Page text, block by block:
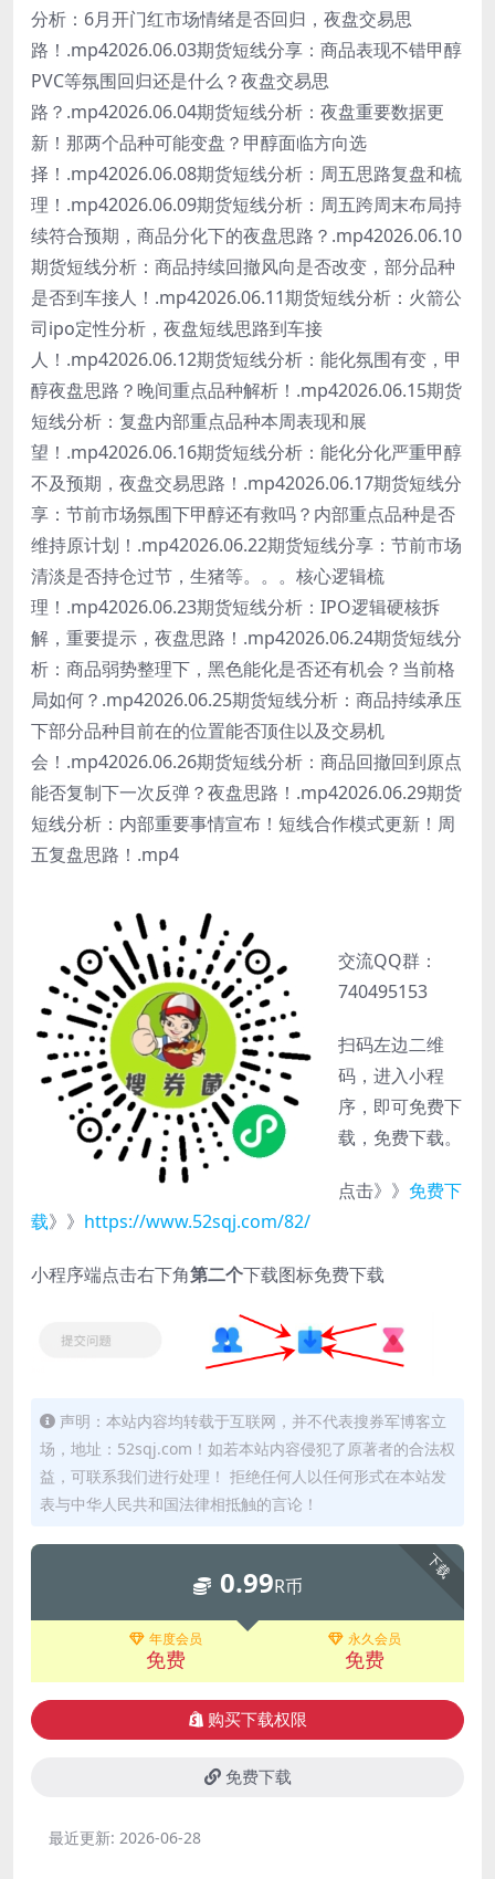
分析：6月开门红市场情绪是否回归，夜盘交易思
路！.mp42026.06.03期货短线分享：商品表现不错甲醇
PVC等氛围回归还是什么？夜盘交易思
路？.mp42026.06.04期货短线分析：夜盘重要数据更
新！那两个品种可能变盘？甲醇面临方向选
择！.mp42026.06.08期货短线分析：周五思路复盘和梳
理！.mp42026.06.09期货短线分析：周五跨周末布局持
续符合预期，商品分化下的夜盘思路？.mp42026.06.10
期货短线分析：商品持续回撤风向是否改变，部分品种
是否到车接人！.mp42026.06.11期货短线分析：火箭公
司ipo定性分析，夜盘短线思路到车接
人！.mp42026.06.12期货短线分析：能化氛围有变，甲
醇夜盘思路？晚间重点品种解析！.mp42026.06.15期货
短线分析：复盘内部重点品种本周表现和展
望！.mp42026.06.16期货短线分析：能化分化严重甲醇
不及预期，夜盘交易思路！.mp42026.06.17期货短线分
享：节前市场氛围下甲醇还有救吗？内部重点品种是否
维持原计划！.mp42026.06.22期货短线分享：节前市场
清淡是否持仓过节，生猪等。。。核心逻辑梳
理！.mp42026.06.23期货短线分析：IPO逻辑硬核拆
解，重要提示，夜盘思路！.mp42026.06.24期货短线分
析：商品弱势整理下，黑色能化是否还有机会？当前格
局如何？.mp42026.06.25期货短线分析：商品持续承压
下部分品种目前在的位置能否顶住以及交易机
会！.mp42026.06.26期货短线分析：商品回撤回到原点
能否复制下一次反弹？夜盘思路！.mp42026.06.29期货
短线分析：内部重要事情宣布！短线合作模式更新！周
五复盘思路！.mp4
交流QQ群：
740495153
扫码左边二维
码，进入小程
序，即可免费下
载，免费下载。
点击》》 免费下
载》》 https://www.52sqj.com/82/
小程序端点击右下角第二个下载图标免费下载
声明：本站内容均转载于互联网，并不代表搜券军博客立
场，地址：52sqj.com！如若本站内容侵犯了原著者的合法权
益，可联系我们进行处理！ 拒绝任何人以任何形式在本站发
表与中华人民共和国法律相抵触的言论！
下载
0.99R币
年度会员
免费
永久会员
免费
购买下载权限
免费下载
最近更新: 2026-06-28